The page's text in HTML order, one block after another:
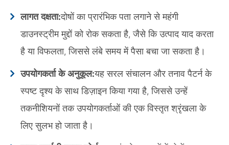
लागत दक्षता:दोषों का प्रारंभिक पता लगाने से महंगी
डाउनस्ट्रीम मुद्दों को रोक सकता है, जैसे कि उत्पाद याद करता
है या विफलता, जिससे लंबे समय में पैसा बचा जा सकता है।
उपयोगकर्ता के अनुकूल:यह सरल संचालन और तनाव पैटर्न के
स्पष्ट दृश्य के साथ डिज़ाइन किया गया है, जिससे उन्हें
तकनीशियनों तक उपयोगकर्ताओं की एक विस्तृत श्रृंखला के
लिए सुलभ हो जाता है।